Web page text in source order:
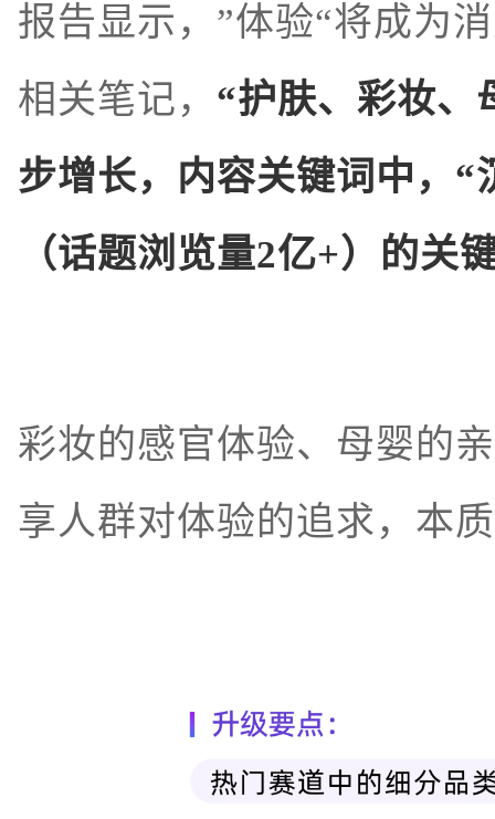
报告显示，”体验“将成为
相关笔记， “护肤、彩妆、
步增长，内容关键词中，
（话题浏览量2亿+）的关
彩妆的感官体验、母婴的
享人群对体验的追求，本